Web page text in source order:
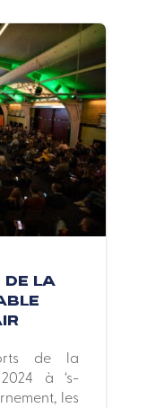
de la
de la
à ‘s-
les